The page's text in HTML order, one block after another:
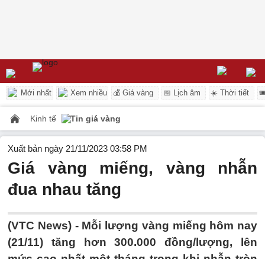
Mới nhất Xem nhiều 💰 Giá vàng 📅 Lịch âm ☀️ Thời tiết
Kinh tế Tin giá vàng
Xuất bản ngày 21/11/2023 03:58 PM
Giá vàng miếng, vàng nhẫn
đua nhau tăng
(VTC News) - Mỗi lượng vàng miếng hôm nay
(21/11) tăng hơn 300.000 đồng/lượng, lên